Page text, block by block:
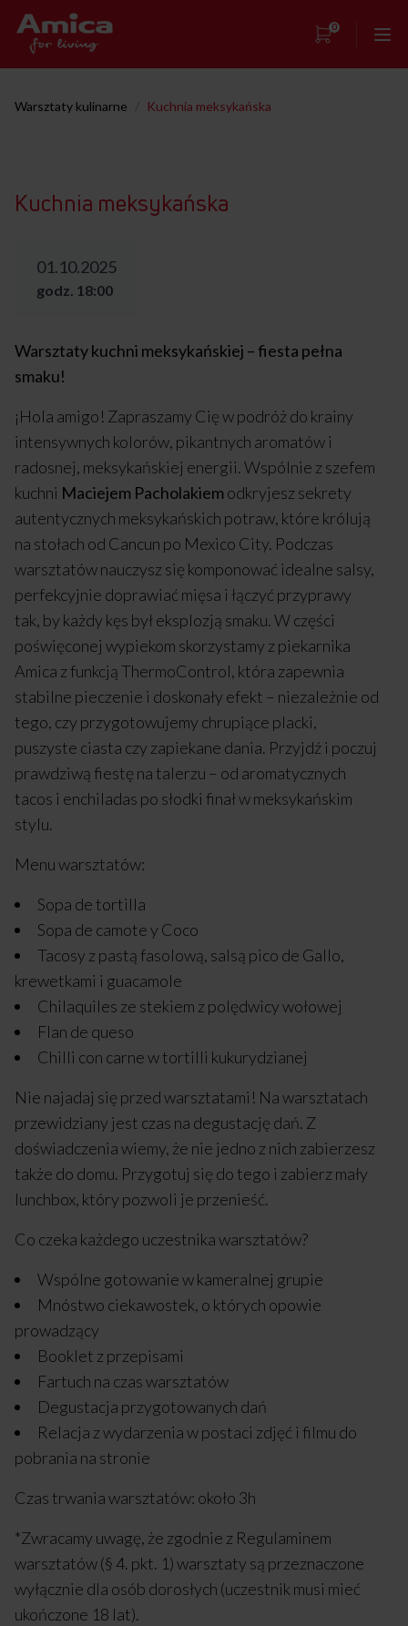
0
Strona główna
Przepisy
Warsztaty kulinarne Kuchnia meksykańska
Kuchnia meksykańska
01.10.2025
godz. 18:00
Warsztaty kuchni meksykańskiej – fiesta pełna
smaku!
¡Hola amigo! Zapraszamy Cię w podróż do krainy
intensywnych kolorów, pikantnych aromatów i
radosnej, meksykańskiej energii. Wspólnie z szefem
kuchni Maciejem Pacholakiem odkryjesz sekrety
autentycznych meksykańskich potraw, które królują
na stołach od Cancun po Mexico City. Podczas
warsztatów nauczysz się komponować idealne salsy,
perfekcyjnie doprawiać mięsa i łączyć przyprawy
tak, by każdy kęs był eksplozją smaku. W części
poświęconej wypiekom skorzystamy z piekarnika
Amica z funkcją ThermoControl, która zapewnia
stabilne pieczenie i doskonały efekt – niezależnie od
tego, czy przygotowujemy chrupiące placki,
puszyste ciasta czy zapiekane dania. Przyjdź i poczuj
prawdziwą fiestę na talerzu – od aromatycznych
tacos i enchiladas po słodki finał w meksykańskim
stylu.
Menu warsztatów:
Sopa de tortilla
Sopa de camote y Coco
Tacosy z pastą fasolową, salsą pico de Gallo,
krewetkami i guacamole
Chilaquiles ze stekiem z polędwicy wołowej
Flan de queso
Chilli con carne w tortilli kukurydzianej
Nie najadaj się przed warsztatami! Na warsztatach
przewidziany jest czas na degustację dań. Z
doświadczenia wiemy, że nie jedno z nich zabierzesz
także do domu. Przygotuj się do tego i zabierz mały
lunchbox, który pozwoli je przenieść.
Co czeka każdego uczestnika warsztatów?
Wspólne gotowanie w kameralnej grupie
Mnóstwo ciekawostek, o których opowie
prowadzący
Booklet z przepisami
Fartuch na czas warsztatów
Degustacja przygotowanych dań
Relacja z wydarzenia w postaci zdjęć i filmu do
pobrania na stronie
Czas trwania warsztatów: około 3h
*Zwracamy uwagę, że zgodnie z Regulaminem
warsztatów (§ 4. pkt. 1) warsztaty są przeznaczone
wyłącznie dla osób dorosłych (uczestnik musi mieć
ukończone 18 lat).